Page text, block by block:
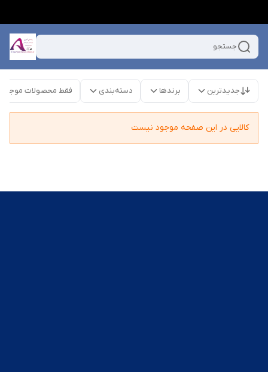
جستجو
جدیدترین برندها دسته‌بندی فقط محصولات موجود
کالایی در این صفحه موجود نیست